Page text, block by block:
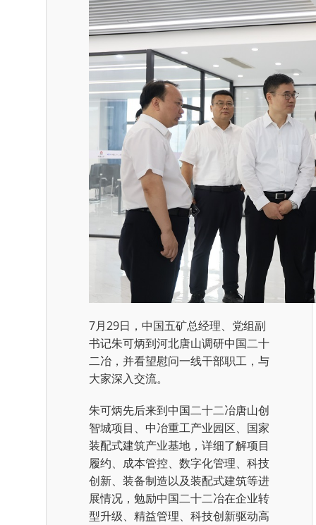
7月29日，中国五矿总经理、党组副
书记朱可炳到河北唐山调研中国二十
二冶，并看望慰问一线干部职工，与
大家深入交流。
朱可炳先后来到中国二十二冶唐山创
智城项目、中冶重工产业园区、国家
装配式建筑产业基地，详细了解项目
履约、成本管控、数字化管理、科技
创新、装备制造以及装配式建筑等进
展情况，勉励中国二十二冶在企业转
型升级、精益管理、科技创新驱动高